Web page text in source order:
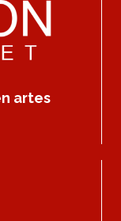
artes